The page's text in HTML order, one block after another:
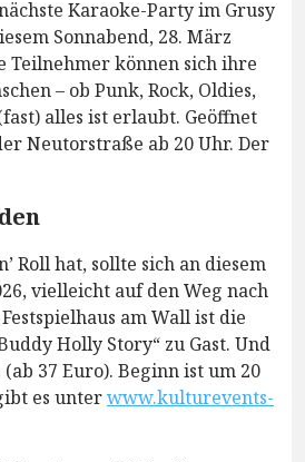
Karaoke-Party im Grusy
Sonnabend, 28. März
Teilnehmer können sich ihre
– ob Punk, Rock, Oldies,
alles ist erlaubt. Geöffnet
Neutorstraße ab 20 Uhr. Der
Roll hat, sollte sich an diesem
vielleicht auf den Weg nach
am Wall ist die
Holly Story“ zu Gast. Und
37 Euro). Beginn ist um 20
es unterwww.kulturevents-